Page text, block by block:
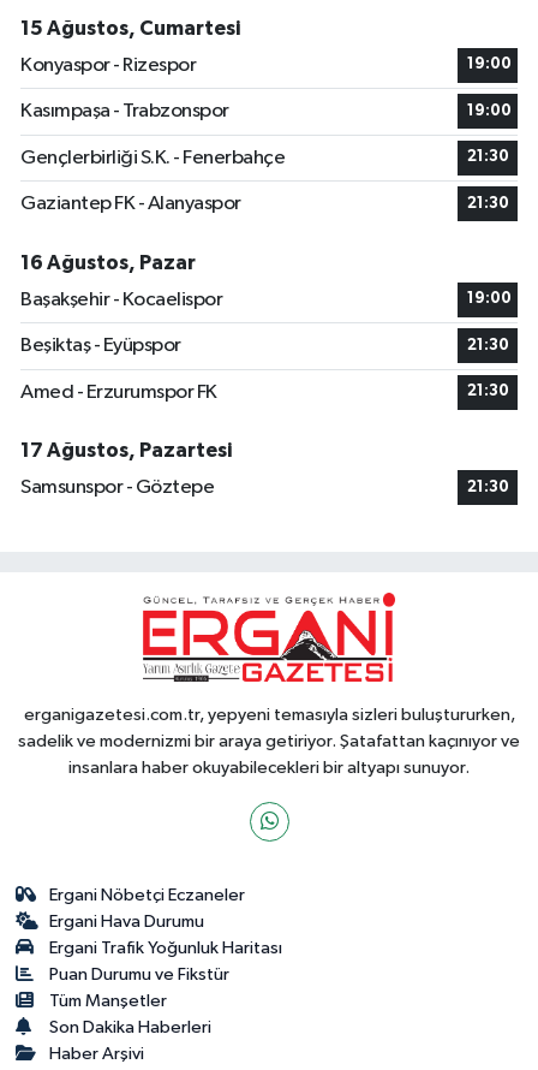
15 Ağustos, Cumartesi
Konyaspor - Rizespor
19:00
Kasımpaşa - Trabzonspor 19:00
Gençlerbirliği S.K. - Fenerbahçe 21:30
Gaziantep FK - Alanyaspor 21:30
16 Ağustos, Pazar
Başakşehir - Kocaelispor
19:00
Beşiktaş - Eyüpspor 21:30
Amed - Erzurumspor FK 21:30
17 Ağustos, Pazartesi
Samsunspor - Göztepe
21:30
erganigazetesi.com.tr, yepyeni temasıyla sizleri buluştururken,
sadelik ve modernizmi bir araya getiriyor. Şatafattan kaçınıyor ve
insanlara haber okuyabilecekleri bir altyapı sunuyor.
Ergani Nöbetçi Eczaneler
Ergani Hava Durumu
Ergani Trafik Yoğunluk Haritası
Puan Durumu ve Fikstür
Tüm Manşetler
Son Dakika Haberleri
Haber Arşivi